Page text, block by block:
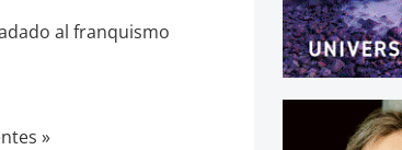
al franquismo
»